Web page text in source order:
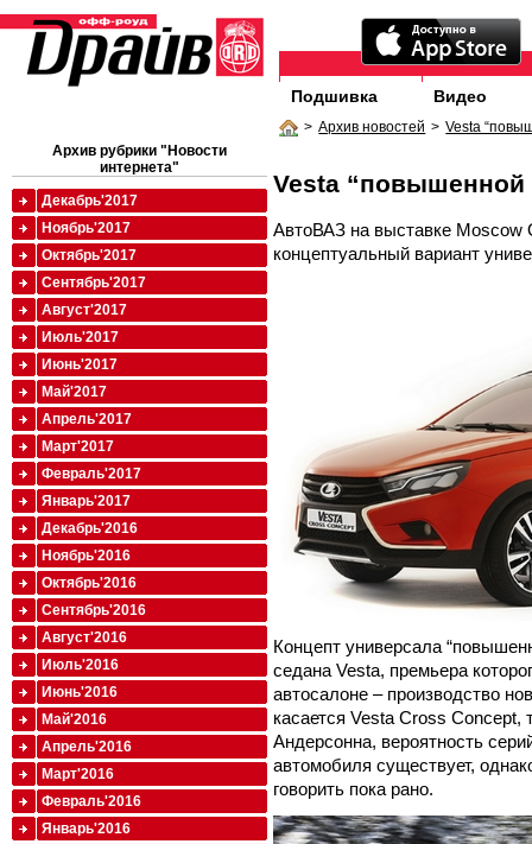
Подшивка Видео
> Архив новостей > Vesta
Vesta “повышенной
АвтоВАЗ на выставке Moscow
концептуальный вариант
Концепт универсала
седана Vesta, премьера
автосалоне – производство
касается Vesta Cross
Андерсонна, вероятность
автомобиля существует,
говорить пока рано.
Архив рубрики "Новости
интернета"
Декабрь'2017
Ноябрь'2017
Октябрь'2017
Сентябрь'2017
Август'2017
Июль'2017
Июнь'2017
Май'2017
Апрель'2017
Март'2017
Февраль'2017
Январь'2017
Декабрь'2016
Ноябрь'2016
Октябрь'2016
Сентябрь'2016
Август'2016
Июль'2016
Июнь'2016
Май'2016
Апрель'2016
Март'2016
Февраль'2016
Январь'2016